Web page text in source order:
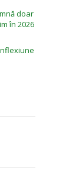
doar
în 2026